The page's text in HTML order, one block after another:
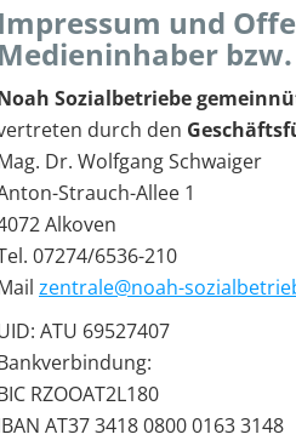
Impressum und
Medieninhaber
Sozialbetriebe
durch den
Dr. Wolfgang Schwaiger
Strauch-Allee 1
Alkoven
07274/6536-210
zentrale@noah-
ATU 69527407
RZOOAT2L180
AT37 3418 0800 0163 3148